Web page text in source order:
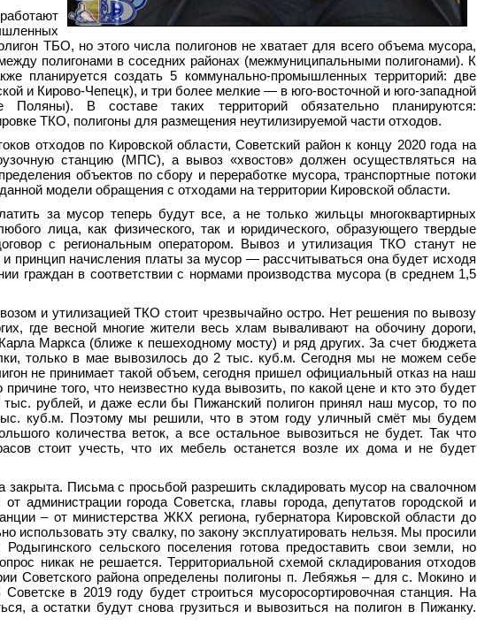
ТБО, но этого числа полигонов не хватает для всего объема мусора,
полигонами в соседних районах (межмуниципальными полигонами). К
планируется создать 5 коммунально-промышленных территорий: две
и Кирово-Чепецк), и три более мелкие — в юго-восточной и юго-западной
Поляны). В составе таких территорий обязательно планируются:
ТКО, полигоны для размещения неутилизируемой части отходов.
отходов по Кировской области, Советский район к концу 2020 года на
станцию (МПС), а вывоз «хвостов» должен осуществляться на
объектов по сбору и переработке мусора, транспортные потоки
модели обращения с отходами на территории Кировской области.
за мycop теперь будут все, a нe только жильцы многоквартирных
лица, как физического, так и юридического, образующего твердые
с региональным оператором. Вывоз и утилизация ТКО станут не
принцип начисления платы за мусор — рассчитываться она будет исходя
граждан в соответствии с нормами производства мусора (в среднем 1,5
и утилизацией ТКО стоит чрезвычайно остро. Нет решения по вывозу
где весной многие жители весь хлам вываливают на обочину дороги,
Маркса (ближе к пешеходному мосту) и ряд других. За счет бюджета
только в мае вывозилось до 2 тыс. куб.м. Сегодня мы не можем себе
не принимает такой объем, сегодня пришел официальный отказ на наш
того, что неизвестно куда вывозить, по какой цене и кто это будет
рублей, и даже если бы Пижанский полигон принял наш мусор, то по
куб.м. Поэтому мы решили, что в этом году уличный смёт мы будем
количества веток, а все остальное вывозиться не будет. Так что
стоит учесть, что их мебель останется возле их дома и не будет
закрыта. Письма с просьбой разрешить складировать мусор на свалочном
от администрации города Советска, главы города, депутатов городской и
– от министерства ЖКХ региона, губернатора Кировской области до
использовать эту свалку, по закону эксплуатировать нельзя. Мы просили
сельского поселения готова предоставить свои земли, но
никак не решается. Территориальной схемой складирования отходов
Советского района определены полигоны п. Лебяжья – для с. Мокино и
в 2019 году будет строиться мусоросортировочная станция. На
а остатки будут снова грузиться и вывозиться на полигон в Пижанку.